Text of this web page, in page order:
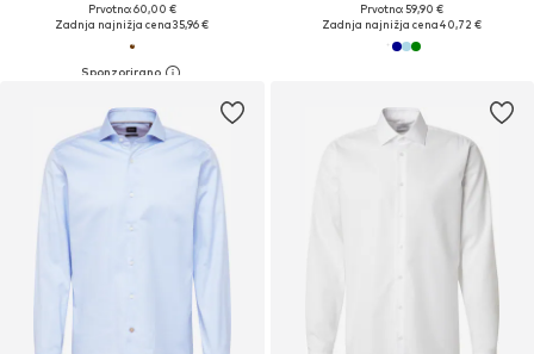
Prvotno: 60,00 €
Zadnja najnižja cena35,96 €
Prvotno: 59,90 €
Zadnja najnižja cena40,72 €